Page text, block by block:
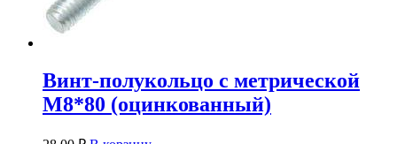
Винт-полукольцо с метрической
М8*80 (оцинкованный)